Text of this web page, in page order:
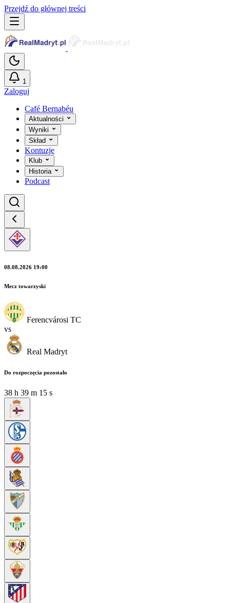
Przejdź do głównej treści
1
Zaloguj
Café Bernabéu
Aktualności
Wyniki
Skład
Kontuzje
Klub
Historia
Podcast
08.08.2026 19:00
Mecz towarzyski
Ferencvárosi TC
vs
Real Madryt
Do rozpoczęcia pozostało
38 h 39 m 13 s